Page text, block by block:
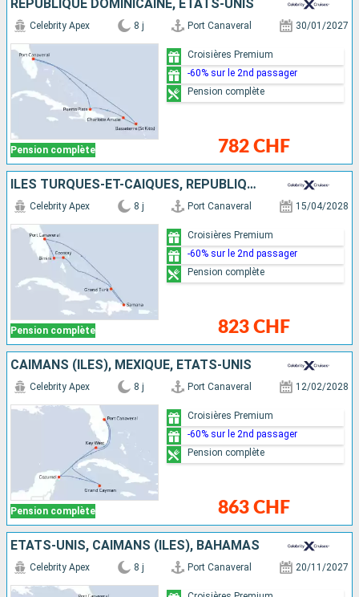
RÉPUBLIQUE DOMINICAINE, ÉTATS-UNIS
Pension complète
Celebrity Apex 8 j Port Canaveral 30/01/2027
782 CHF
Croisières Premium
-60% sur le 2nd passager
Pension complète
ÎLES TURQUES-ET-CAÏQUES, RÉPUBLIQUE DOMINICAINE, BAHAMAS, ÉTATS-UNIS
Pension complète
Celebrity Apex 8 j Port Canaveral 15/04/2028
823 CHF
Croisières Premium
-60% sur le 2nd passager
Pension complète
CAÏMANS (ÎLES), MEXIQUE, ÉTATS-UNIS
Pension complète
Celebrity Apex 8 j Port Canaveral 12/02/2028
863 CHF
Croisières Premium
-60% sur le 2nd passager
Pension complète
ÉTATS-UNIS, CAÏMANS (ÎLES), BAHAMAS
Celebrity Apex 8 j Port Canaveral 20/11/2027